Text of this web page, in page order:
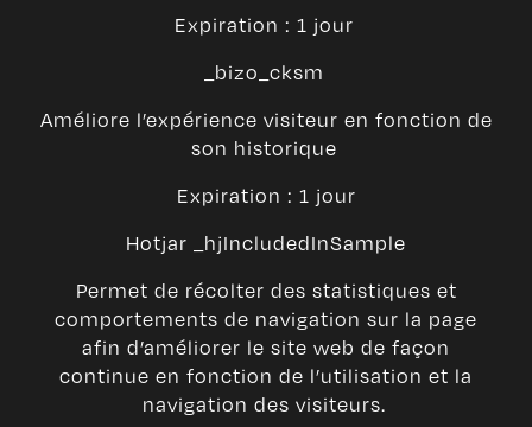
Expiration : 1 jour
_bizo_cksm
Améliore l’expérience visiteur en fonction de
son historique
Expiration : 1 jour
Hotjar _hjIncludedInSample
Permet de récolter des statistiques et
comportements de navigation sur la page
afin d’améliorer le site web de façon
continue en fonction de l’utilisation et la
navigation des visiteurs.